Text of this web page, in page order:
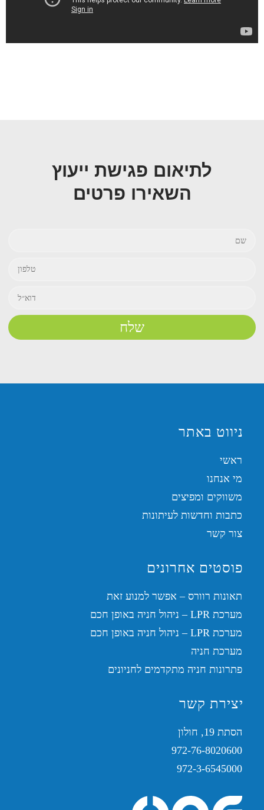
לתיאום פגישת ייעוץ
השאירו פרטים
ניווט באתר
ראשי
מי אנחנו
משווקים ומפיצים
כתבות וחדשות לעיתונות
צור קשר
פוסטים אחרונים
תאונות רוורס – אפשר למנוע זאת
מערכת LPR – ניהול חניה באופן חכם
מערכת LPR – ניהול חניה באופן חכם
מערכת חניה
פתרונות חניה מתקדמים לחניונים
יצירת קשר
הסתת 19, חולון
972-76-8020600
972-3-6545000